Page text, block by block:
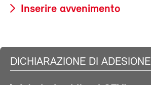
Inserire avvenimento
DICHIARAZIONE DI ADESIONE